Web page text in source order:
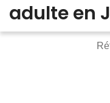
adulte en